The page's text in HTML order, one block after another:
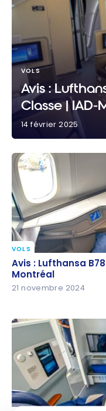
VOLS
Avis :
Classe | IAD-
14 février 2025
Avis : Lufthansa
Montréal
VOLS
Avis : Lufthansa
Montréal
21 novembre 2024